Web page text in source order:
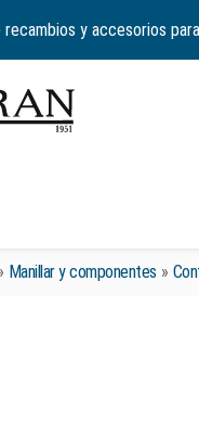
recambios y accesorios
Manillar y componentes »